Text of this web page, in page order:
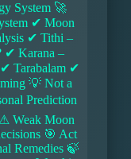
System 🚀
✔ Moon
✔ Tithi –
✔ Karana –
Tarabalam ✔
💡 Not a
Prediction
Weak Moon
🎯 Act
Remedies 🍃